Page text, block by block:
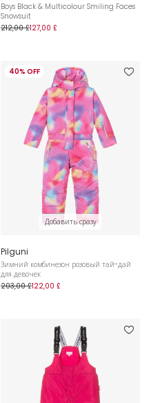
Boys Black & Multicolour Smiling Faces
Snowsuit
212,00 £127,00 £
40% OFF
Добавить сразу
Pilguni
Зимний комбинезон розовый тай-дай
для девочек
203,00 £122,00 £